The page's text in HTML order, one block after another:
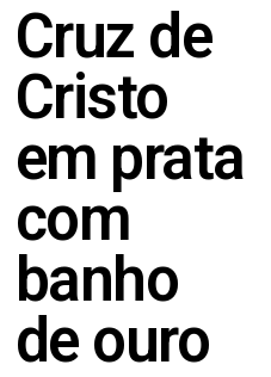
Cruz de
Cristo
em prata
com
banho
de ouro